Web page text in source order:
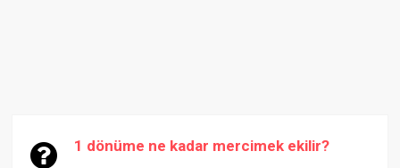
1 dönüme ne kadar mercimek ekilir?